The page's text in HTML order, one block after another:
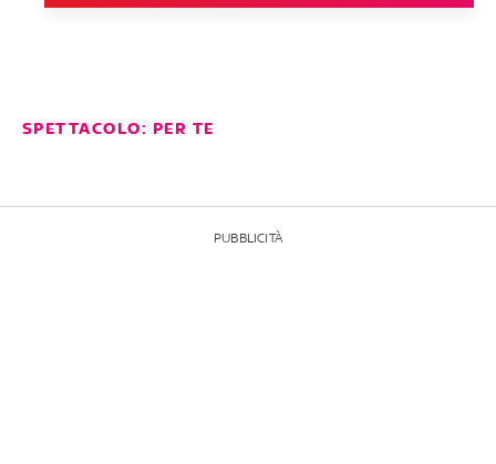
SPETTACOLO: PER TE
PUBBLICITÀ